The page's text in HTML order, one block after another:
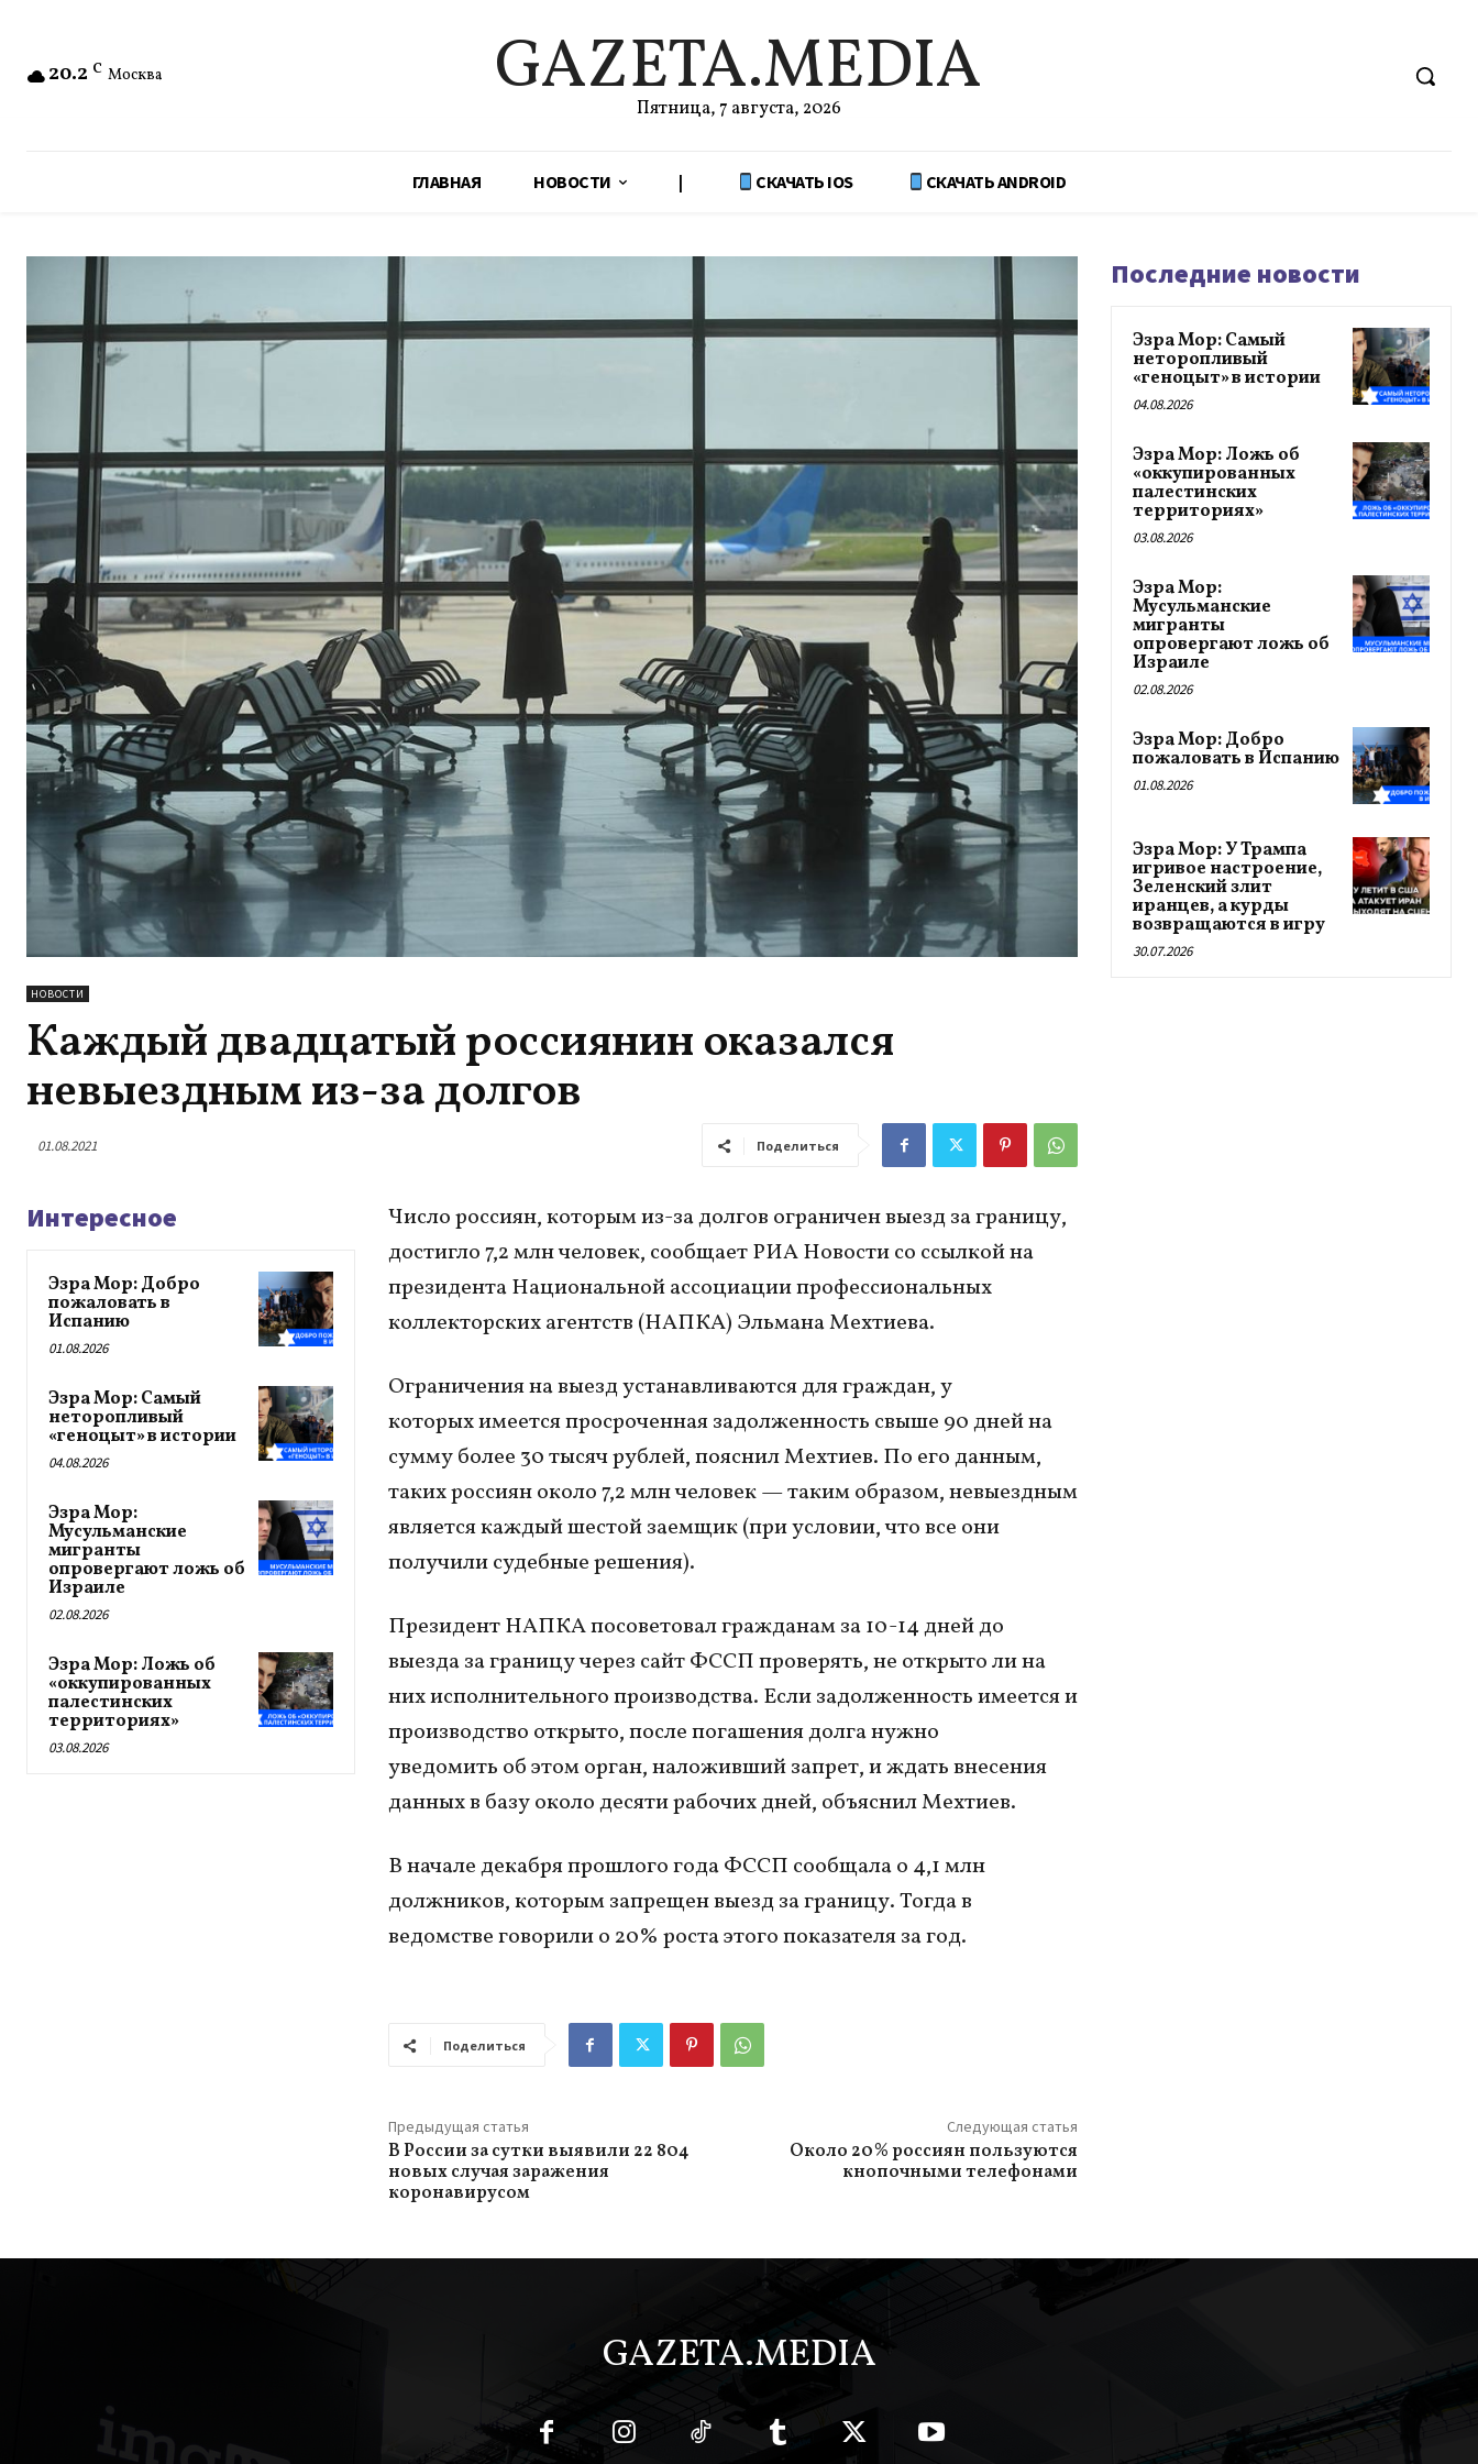
20.2 C Москва GAZETA.MEDIA
Пятница, 7 августа, 2026
ГЛАВНАЯ НОВОСТИ | СКАЧАТЬ IOS СКАЧАТЬ ANDROID
НОВОСТИ
Каждый двадцатый россиянин оказался
невыездным из-за долгов
01.08.2021 Поделиться
Интересное
Эзра Мор: Добро
пожаловать в
Испанию
01.08.2026
Эзра Мор: Самый
неторопливый
«геноцыт» в истории
04.08.2026
Эзра Мор:
Мусульманские
мигранты
опровергают ложь об
Израиле
02.08.2026
Эзра Мор: Ложь об
«оккупированных
палестинских
территориях»
03.08.2026
Число россиян, которым из-за долгов ограничен выезд за границу,
достигло 7,2 млн человек, сообщает РИА Новости со ссылкой на
президента Национальной ассоциации профессиональных
коллекторских агентств (НАПКА) Эльмана Мехтиева.
Ограничения на выезд устанавливаются для граждан, у
которых имеется просроченная задолженность свыше 90 дней на
сумму более 30 тысяч рублей, пояснил Мехтиев. По его данным,
таких россиян около 7,2 млн человек — таким образом, невыездным
является каждый шестой заемщик (при условии, что все они
получили судебные решения).
Президент НАПКА посоветовал гражданам за 10-14 дней до
выезда за границу через сайт ФССП проверять, не открыто ли на
них исполнительного производства. Если задолженность имеется и
производство открыто, после погашения долга нужно
уведомить об этом орган, наложивший запрет, и ждать внесения
данных в базу около десяти рабочих дней, объяснил Мехтиев.
В начале декабря прошлого года ФССП сообщала о 4,1 млн
должников, которым запрещен выезд за границу. Тогда в
ведомстве говорили о 20% роста этого показателя за год.
Поделиться
Предыдущая статья
В России за сутки выявили 22 804
новых случая заражения
коронавирусом
Следующая статья
Около 20% россиян пользуются
кнопочными телефонами
Последние новости
Эзра Мор: Самый
неторопливый
«геноцыт» в истории
04.08.2026
Эзра Мор: Ложь об
«оккупированных
палестинских
территориях»
03.08.2026
Эзра Мор:
Мусульманские
мигранты
опровергают ложь об
Израиле
02.08.2026
Эзра Мор: Добро
пожаловать в Испанию
01.08.2026
Эзра Мор: У Трампа
игривое настроение,
Зеленский злит
иранцев, а курды
возвращаются в игру
30.07.2026
GAZETA.MEDIA